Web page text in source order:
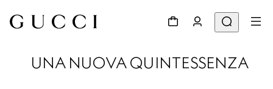
UNA NUOVA QUINTESSENZA